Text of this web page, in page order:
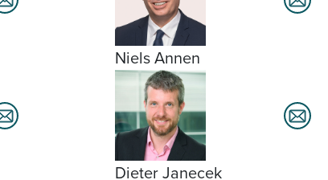
Niels Annen
Dieter Janecek